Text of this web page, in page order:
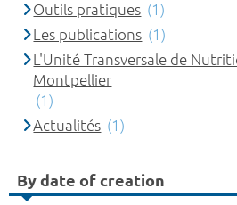
Outils pratiques (1)
Les publications (1)
L'Unité Transversale de
Montpellier
(1)
Actualités (1)
By date of creation